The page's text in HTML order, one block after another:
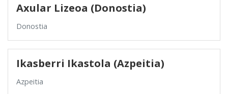
Axular Lizeoa (Donostia)
Donostia
Ikasberri Ikastola (Azpeitia)
Azpeitia